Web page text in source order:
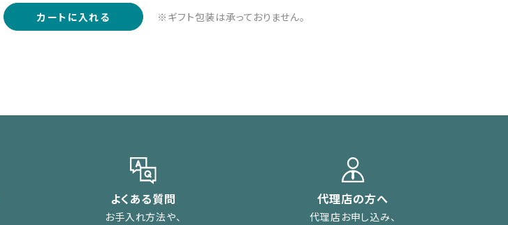
カートに入れる ※ギフト包装は承っておりません。
よくある質問
お手入れ方法や、
代理店の方へ
代理店お申し込み、